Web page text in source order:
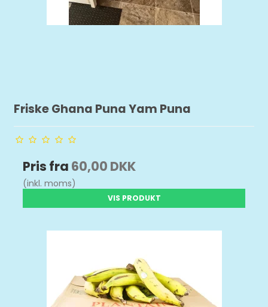
Friske Ghana Puna Yam Puna
Pris fra 60,00 DKK
(inkl. moms)
VIS PRODUKT